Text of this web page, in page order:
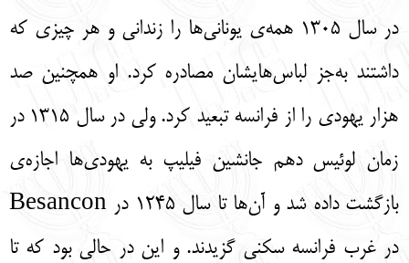
در سال 1305 همه‌ی یونانی‌ها را زندانی و هر چیزی که
داشتند به‌جز لباس‌هایشان مصادره کرد. او همچنین صد
هزار یهودی را از فرانسه تبعید کرد. ولی در سال 1315 در
زمان لوئیس دهم جانشین فیلیپ به یهودی‌ها اجازه‌ی
بازگشت داده شد و آن‌ها تا سال 1245 در Besancon
در غرب فرانسه سکنی گزیدند. و این در حالی بود که تا